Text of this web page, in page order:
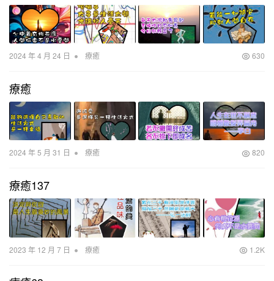
2024 年 4 月 24 日 • 療癒 630
療癒
2024 年 5 月 31 日 • 療癒 820
療癒137
2023 年 12 月 7 日 • 療癒 1.2K